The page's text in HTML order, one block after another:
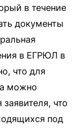
в течение
документы
в ЕГРЮЛ в
что для
можно
что
под